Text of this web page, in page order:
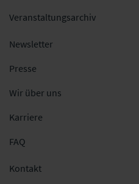
Veranstaltungsarchiv
Newsletter
Presse
Wir über uns
Karriere
FAQ
Kontakt